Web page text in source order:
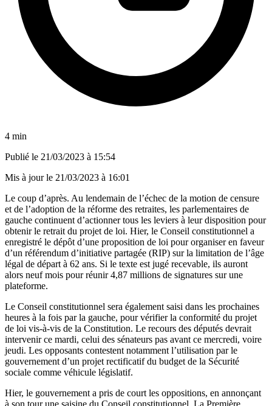
4 min
Publié le 21/03/2023 à 15:54
Mis à jour le 21/03/2023 à 16:01
Le coup d’après. Au lendemain de l’échec de la motion de censure
et de l’adoption de la réforme des retraites, les parlementaires de
gauche continuent d’actionner tous les leviers à leur disposition pour
obtenir le retrait du projet de loi. Hier, le Conseil constitutionnel a
enregistré le dépôt d’une proposition de loi pour organiser en faveur
d’un référendum d’initiative partagée (RIP) sur la limitation de l’âge
légal de départ à 62 ans. Si le texte est jugé recevable, ils auront
alors neuf mois pour réunir 4,87 millions de signatures sur une
plateforme.
Le Conseil constitutionnel sera également saisi dans les prochaines
heures à la fois par la gauche, pour vérifier la conformité du projet
de loi vis-à-vis de la Constitution. Le recours des députés devrait
intervenir ce mardi, celui des sénateurs pas avant ce mercredi, voire
jeudi. Les opposants contestent notamment l’utilisation par le
gouvernement d’un projet rectificatif du budget de la Sécurité
sociale comme véhicule législatif.
Hier, le gouvernement a pris de court les oppositions, en annonçant
à son tour une saisine du Conseil constitutionnel. La Première